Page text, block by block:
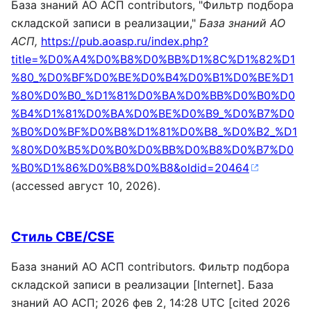
База знаний АО АСП contributors, "Фильтр подбора
складской записи в реализации," База знаний АО
АСП, https://pub.aoasp.ru/index.php?
title=%D0%A4%D0%B8%D0%BB%D1%8C%D1%82%D1
%80_%D0%BF%D0%BE%D0%B4%D0%B1%D0%BE%D1
%80%D0%B0_%D1%81%D0%BA%D0%BB%D0%B0%D0
%B4%D1%81%D0%BA%D0%BE%D0%B9_%D0%B7%D0
%B0%D0%BF%D0%B8%D1%81%D0%B8_%D0%B2_%D1
%80%D0%B5%D0%B0%D0%BB%D0%B8%D0%B7%D0
%B0%D1%86%D0%B8%D0%B8&oldid=20464
(accessed август 10, 2026).
Стиль CBE/CSE
База знаний АО АСП contributors. Фильтр подбора
складской записи в реализации [Internet]. База
знаний АО АСП; 2026 фев 2, 14:28 UTC [cited 2026